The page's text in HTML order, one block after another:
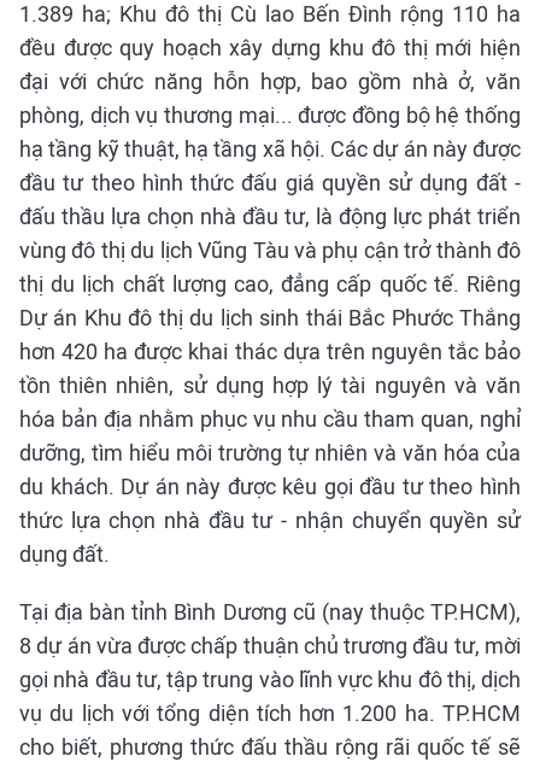
1.389 ha; Khu đô thị Cù lao Bến Đình rộng 110 ha
đều được quy hoạch xây dựng khu đô thị mới hiện
đại với chức năng hỗn hợp, bao gồm nhà ở, văn
phòng, dịch vụ thương mại... được đồng bộ hệ thống
hạ tầng kỹ thuật, hạ tầng xã hội. Các dự án này được
đầu tư theo hình thức đấu giá quyền sử dụng đất -
đấu thầu lựa chọn nhà đầu tư, là động lực phát triển
vùng đô thị du lịch Vũng Tàu và phụ cận trở thành đô
thị du lịch chất lượng cao, đẳng cấp quốc tế. Riêng
Dự án Khu đô thị du lịch sinh thái Bắc Phước Thắng
hơn 420 ha được khai thác dựa trên nguyên tắc bảo
tồn thiên nhiên, sử dụng hợp lý tài nguyên và văn
hóa bản địa nhằm phục vụ nhu cầu tham quan, nghỉ
dưỡng, tìm hiểu môi trường tự nhiên và văn hóa của
du khách. Dự án này được kêu gọi đầu tư theo hình
thức lựa chọn nhà đầu tư - nhận chuyển quyền sử
dụng đất.
Tại địa bàn tỉnh Bình Dương cũ (nay thuộc TP.HCM),
8 dự án vừa được chấp thuận chủ trương đầu tư, mời
gọi nhà đầu tư, tập trung vào lĩnh vực khu đô thị, dịch
vụ du lịch với tổng diện tích hơn 1.200 ha. TP.HCM
cho biết, phương thức đấu thầu rộng rãi quốc tế sẽ